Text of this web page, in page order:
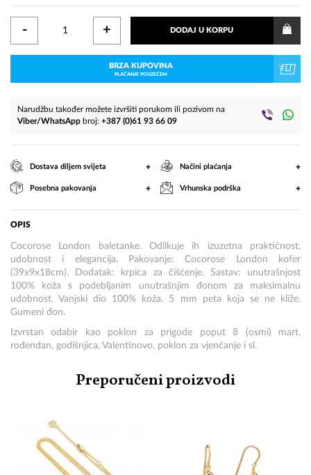
- + DODAJ U KORPU
BRZA KUPOVINA
PLAĆANJE POUZEĆEM
Narudžbu također možete izvršiti porukom ili pozivom na
Viber/WhatsApp broj: +387 (0)61 93 66 09
Dostava diljem svijeta + Načini plaćanja +
Posebna pakovanja + Vrhunska podrška +
OPIS
Cocorose London baletanke. Odlikuje ih izuzetna praktičnost,
udobnost i elegancija. Pakovanje: Cocorose London kofer
(39x9x18cm). Dodatak: krpica za čišćenje. Sastav: unutrašnjost
100% koža s podebljanim unutrašnjim đonom za maksimalnu
udobnost. Vanjski dio 100% koža. 5 mm peta koja se ne kliže.
Gumeni đon.
Izvrstan odabir kao poklon za prigode poput 8 (osmi) mart,
rođendan, godišnjica, Valentinovo, poklon za vjenčanje i sl.
Preporučeni proizvodi